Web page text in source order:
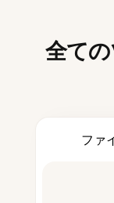
全て
ファ